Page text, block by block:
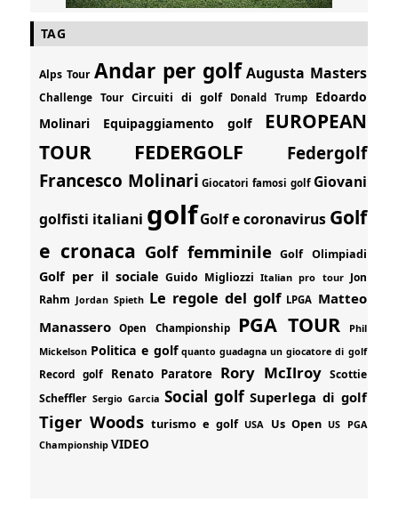
TAG
Alps Tour Andar per golf Augusta Masters
Challenge Tour Circuiti di golf Donald Trump
Edoardo
Molinari
Equipaggiamento golf
EUROPEAN
TOUR
FEDERGOLF Federgolf
Francesco Molinari Giocatori famosi golf Giovani
golfisti italiani golf Golf e coronavirus Golf
e cronaca Golf femminile Golf Olimpiadi
Golf per il sociale Guido Migliozzi Italian pro tour Jon
Rahm Jordan Spieth Le regole del golf LPGA Matteo
Manassero
Open Championship PGA TOUR
Phil
Mickelson Politica e golf quanto guadagna un giocatore di golf
Record golf Renato Paratore Rory McIlroy Scottie
Scheffler Sergio Garcia Social golf Superlega di golf
Tiger Woods turismo e golf USA Us Open US PGA
Championship VIDEO